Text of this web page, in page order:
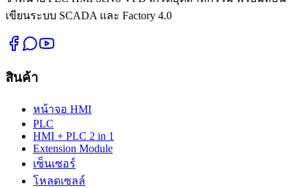
เขียนระบบ SCADA และ Factory 4.0
สินค้า
หน้าจอ HMI
PLC
HMI + PLC 2 in 1
Extension Module
เซ็นเซอร์
โหลดเซลล์